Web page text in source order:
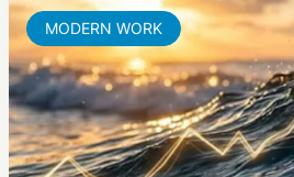
MODERN WORK